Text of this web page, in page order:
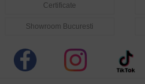
Certificate
Showroom Bucuresti